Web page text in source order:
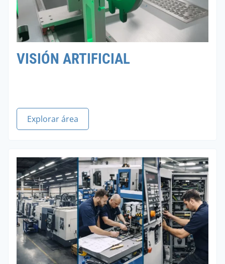
VISIÓN ARTIFICIAL
Explorar área